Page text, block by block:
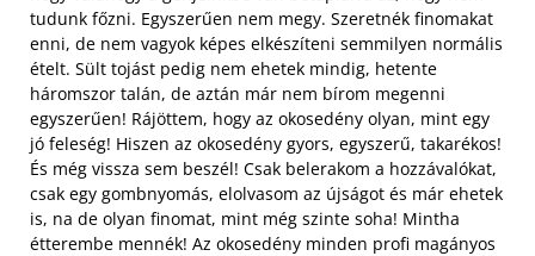
tudunk főzni. Egyszerűen nem megy. Szeretnék finomakat
enni, de nem vagyok képes elkészíteni semmilyen normális
ételt. Sült tojást pedig nem ehetek mindig, hetente
háromszor talán, de aztán már nem bírom megenni
egyszerűen! Rájöttem, hogy az okosedény olyan, mint egy
jó feleség! Hiszen az okosedény gyors, egyszerű, takarékos!
És még vissza sem beszél! Csak belerakom a hozzávalókat,
csak egy gombnyomás, elolvasom az újságot és már ehetek
is, na de olyan finomat, mint még szinte soha! Mintha
étterembe mennék! Az okosedény minden profi magányos